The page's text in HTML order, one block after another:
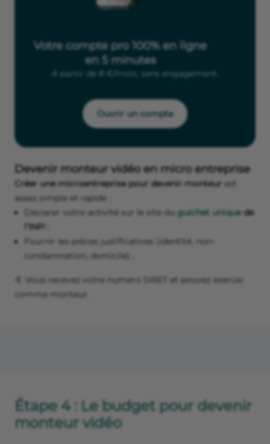
Votre compte pro 100% en ligne
en 5 minutes
À partir de 8 €/mois, sans engagement.
Ouvrir un compte
Devenir monteur vidéo en micro entreprise
Créer une microentreprise pour devenir monteur est
assez simple et rapide :
Déclarer votre activité sur le site du guichet uniquede
l’INPI ;
Fournir les pièces justificatives (identité, non-
condamnation, domicile) ;
🤙 Vous recevez votre numéro SIRET et pouvez exercer
comme monteur.
Étape 4 : Le budget pour devenir
monteur vidéo